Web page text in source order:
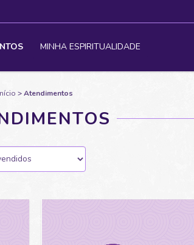
MINHA ESPIRITUALIDADE
>Atendimentos